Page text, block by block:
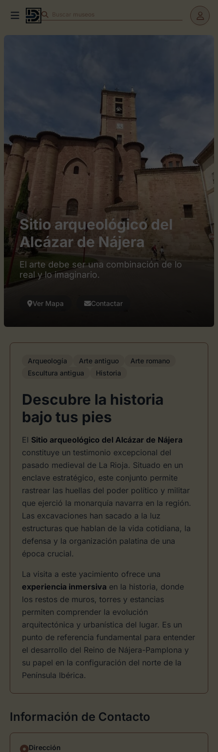
Buscar museos
Sitio arqueológico del
Alcázar de Nájera
El arte debe ser una combinación de lo
real y lo imaginario.
Ver Mapa Contactar
Arqueología Arte antiguo
Arte romano
Escultura antigua
Historia
Descubre la historia
bajo tus pies
El Sitio arqueológico del Alcázar de Nájera
constituye un testimonio excepcional del
pasado medieval de La Rioja. Situado en un
enclave estratégico, este conjunto permite
rastrear las huellas del poder político y militar
que ejerció la monarquía navarra en la región.
Las excavaciones han sacado a la luz
estructuras que hablan de la vida cotidiana, la
defensa y la organización palatina de una
época crucial.
La visita a este yacimiento ofrece una
experiencia inmersiva en la historia, donde
los restos de muros, torres y estancias
permiten comprender la evolución
arquitectónica y urbanística del lugar. Es un
punto de referencia fundamental para entender
el desarrollo del Reino de Nájera-Pamplona y
su papel en la configuración del norte de la
Península Ibérica.
Información de Contacto
Dirección